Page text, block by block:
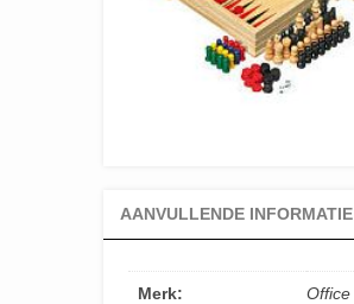
AANVULLENDE INFORMATIE
Merk: Office